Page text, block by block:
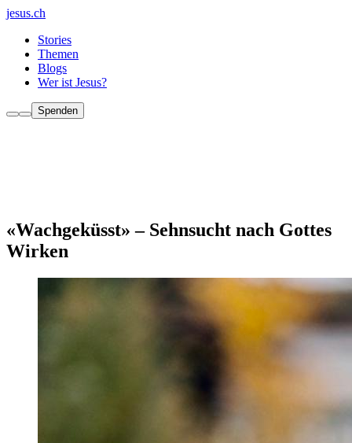
jesus.ch
Stories
Themen
Blogs
Wer ist Jesus?
Spenden
«Wachgeküsst» – Sehnsucht nach Gottes
Wirken